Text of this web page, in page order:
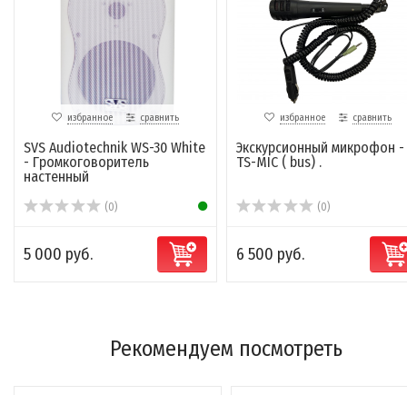
избранное сравнить
SVS Audiotechnik WS-30 White
- Громкоговоритель
настенный
(0)
5 000 руб.
избранное сравнить
Экскурсионный микрофон -
TS-MIC ( bus) .
(0)
6 500 руб.
Рекомендуем посмотреть